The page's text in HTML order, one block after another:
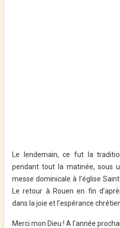
Le lendemain, ce fut la
pendant tout la matinée, sous
messe dominicale à l’église
Le retour à Rouen en fin
dans la joie et l’espérance
Merci mon Dieu ! A l’année